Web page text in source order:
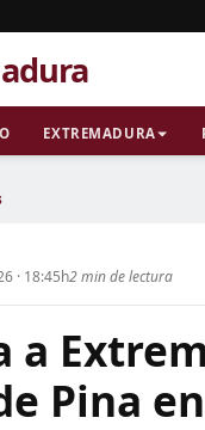
EXTREMADURA
· 18:45h2 min de lectura
a
Pina